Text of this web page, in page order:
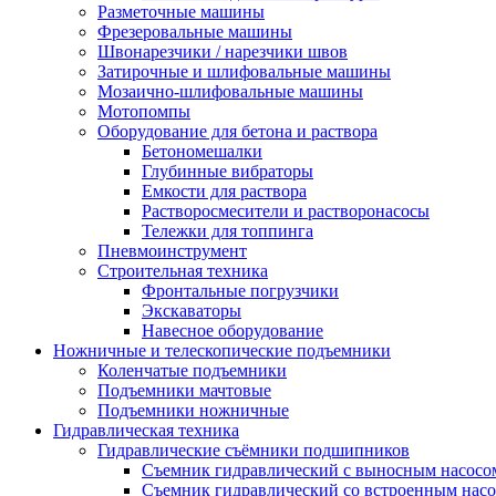
Разметочные машины
Фрезеровальные машины
Швонарезчики / нарезчики швов
Затирочные и шлифовальные машины
Мозаично-шлифовальные машины
Мотопомпы
Оборудование для бетона и раствора
Бетономешалки
Глубинные вибраторы
Емкости для раствора
Растворосмесители и растворонасосы
Тележки для топпинга
Пневмоинструмент
Строительная техника
Фронтальные погрузчики
Экскаваторы
Навесное оборудование
Ножничные и телескопические подъемники
Коленчатые подъемники
Подъемники мачтовые
Подъемники ножничные
Гидравлическая техника
Гидравлические съёмники подшипников
Съемник гидравлический с выносным
Съемник гидравлический со встроенным